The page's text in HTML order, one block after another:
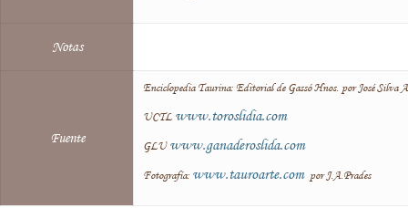
Notas
Fuente
Enciclopedia Taurina: Editorial de Gassó Hnos. por José Silva
UCTL www.toroslidia.com
GLU www.ganaderoslida.com
Fotografía: www.tauroarte.compor J.A.Prades